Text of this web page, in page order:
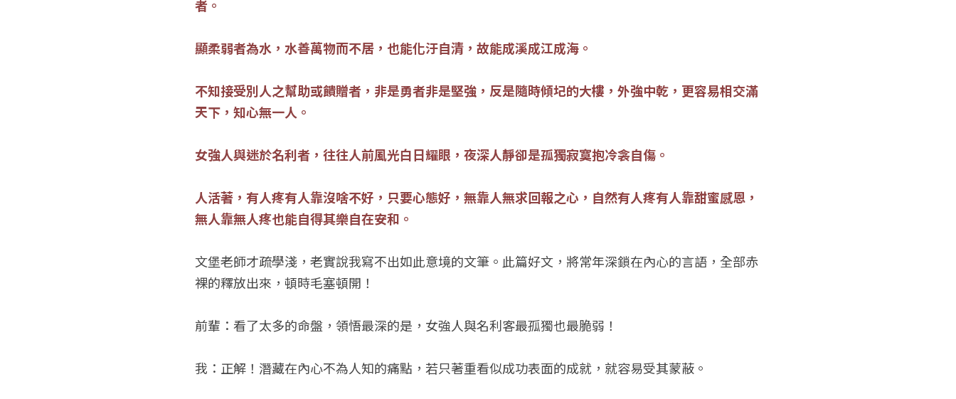
者。
顯柔弱者為水，水善萬物而不居，也能化汙自清，故能成溪成江成海。
不知接受別人之幫助或饋贈者，非是勇者非是堅強，反是隨時傾圮的大樓，外強中乾，更容易相交滿
天下，知心無一人。
女強人與迷於名利者，往往人前風光白日耀眼，夜深人靜卻是孤獨寂寞抱冷衾自傷。
人活著，有人疼有人靠沒啥不好，只要心態好，無靠人無求回報之心，自然有人疼有人靠甜蜜感恩，
無人靠無人疼也能自得其樂自在安和。
文堡老師才疏學淺，老實說我寫不出如此意境的文筆。此篇好文，將常年深鎖在內心的言語，全部赤
裸的釋放出來，頓時毛塞頓開！
前輩：看了太多的命盤，領悟最深的是，女強人與名利客最孤獨也最脆弱！
我：正解！潛藏在內心不為人知的痛點，若只著重看似成功表面的成就，就容易受其蒙蔽。